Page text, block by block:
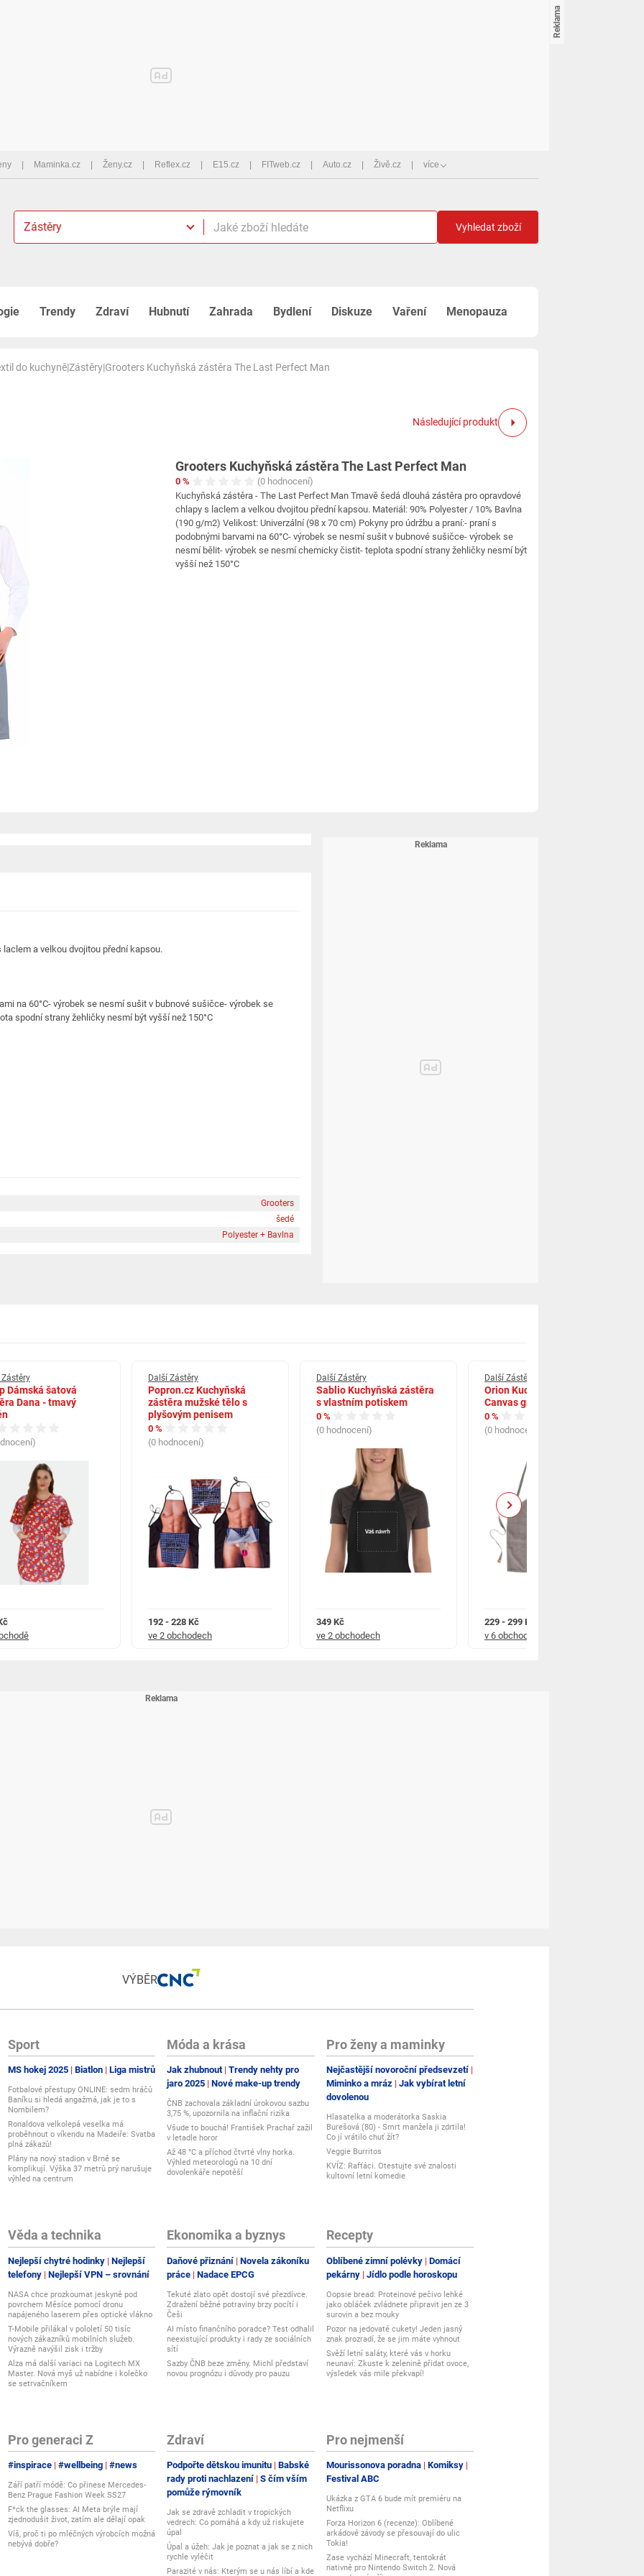
Maminka.cz Ženy.cz Reflex.cz E15.cz FITweb.cz Auto.cz Živě.cz více
Zástěry Vyhledat zboží
Trendy Zdraví Hubnutí Zahrada Bydlení Diskuze Vaření Menopauza
do kuchyně|Zástěry|Grooters Kuchyňská zástěra The Last Perfect Man
Následující produkt
Grooters Kuchyňská zástěra The Last Perfect Man
0 %
(0 hodnocení)
Kuchyňská zástěra - The Last Perfect Man Tmavě šedá dlouhá zástěra pro opravdové
chlapy s laclem a velkou dvojitou přední kapsou. Materiál: 90% Polyester / 10% Bavlna
(190 g/m2) Velikost: Univerzální (98 x 70 cm) Pokyny pro údržbu a praní:- praní s
podobnými barvami na 60°C- výrobek se nesmí sušit v bubnové sušičce- výrobek se
nesmí bělit- výrobek se nesmí chemicky čistit- teplota spodní strany žehličky nesmí být
vyšší než 150°C
a velkou dvojitou přední kapsou.
na 60°C- výrobek se nesmí sušit v bubnové sušičce- výrobek se
spodní strany žehličky nesmí být vyšší než 150°C
Grooters
šedé
Polyester + Bavlna
Zástěry
Dámská šatová
Dana - tmavý
Další Zástěry
Popron.cz Kuchyňská
zástěra mužské tělo s
plyšovým penisem
0 %
(0 hodnocení)
192 - 228 Kč
ve 2 obchodech
Další Zástěry
Sablio Kuchyňská zástěra
s vlastním potiskem
0 %
(0 hodnocení)
349 Kč
ve 2 obchodech
Další Zástěry
Orion Kuchyňská zástěra
Canvas gril
0 %
(0 hodnocení)
229 - 299 Kč
v 6 obchodech
Next
VÝBĚR
Sport
MS hokej 2025 Biatlon Liga mistrů
Fotbalové přestupy ONLINE: sedm hráčů
Baníku si hledá angažmá, jak je to s
Nombilem?
Ronaldova velkolepá veselka má
proběhnout o víkendu na Madeiře: Svatba
plná zákazů!
Plány na nový stadion v Brně se
komplikují. Výška 37 metrů prý narušuje
výhled na centrum
Móda a krása
Jak zhubnout Trendy nehty pro
jaro 2025 Nové make-up trendy
ČNB zachovala základní úrokovou sazbu
3,75 %, upozornila na inflační rizika
Všude to bouchá! František Prachař zažil
v letadle horor
Až 48 °C a příchod čtvrté vlny horka.
Výhled meteorologů na 10 dní
dovolenkáře nepotěší
Pro ženy a maminky
Nejčastější novoroční předsevzetí
Miminko a mráz
Jak vybírat letní
dovolenou
Hlasatelka a moderátorka Saskia
Burešová (80) - Smrt manžela ji zdrtila!
Co jí vrátilo chuť žít?
Veggie Burritos
KVÍZ: Rafťáci. Otestujte své znalosti
kultovní letní komedie
Věda a technika
Nejlepší chytré hodinky
Nejlepší
telefony
Nejlepší VPN – srovnání
NASA chce prozkoumat jeskyně pod
povrchem Měsíce pomocí dronu
napájeného laserem přes optické vlákno
T-Mobile přilákal v pololetí 50 tisíc
nových zákazníků mobilních služeb.
Výrazně navýšil zisk i tržby
Alza má další variaci na Logitech MX
Master. Nová myš už nabídne i kolečko
se setrvačníkem
Ekonomika a byznys
Daňové přiznání Novela zákoníku
práce Nadace EPCG
Tekuté zlato opět dostojí své přezdívce.
Zdražení běžné potraviny brzy pocítí i
Češi
AI místo finančního poradce? Test odhalil
neexistující produkty i rady ze sociálních
sítí
Sazby ČNB beze změny. Michl představí
novou prognózu i důvody pro pauzu
Recepty
Oblíbené zimní polévky
Domácí
pekárny
Jídlo podle horoskopu
Oopsie bread: Proteinové pečivo lehké
jako obláček zvládnete připravit jen ze 3
surovin a bez mouky
Pozor na jedovaté cukety! Jeden jasný
znak prozradí, že se jim máte vyhnout
Svěží letní saláty, které vás v horku
neunaví: Zkuste k zelenině přidat ovoce,
výsledek vás mile překvapí!
Pro generaci Z
#inspirace #wellbeing #news
Září patří módě: Co přinese Mercedes-
Benz Prague Fashion Week SS27
F*ck the glasses: AI Meta brýle mají
zjednodušit život, zatím ale dělají opak
Víš, proč ti po mléčných výrobcích možná
nebývá dobře?
Zdraví
Podpořte dětskou imunitu Babské
rady proti nachlazení S čím vším
pomůže rýmovník
Jak se zdravě zchladit v tropických
vedrech: Co pomáhá a kdy už riskujete
úpal
Úpal a úžeh: Jak je poznat a jak se z nich
rychle vyléčit
Parazité v nás: Kterým se u nás líbí a kde
Pro nejmenší
Mourissonova poradna
Komiksy
Festival ABC
Ukázka z GTA 6 bude mít premiéru na
Netflixu
Forza Horizon 6 (recenze): Oblíbené
arkádové závody se přesouvají do ulic
Tokia!
Zase vychází Minecraft, tentokrát
nativně pro Nintendo Switch 2. Nová